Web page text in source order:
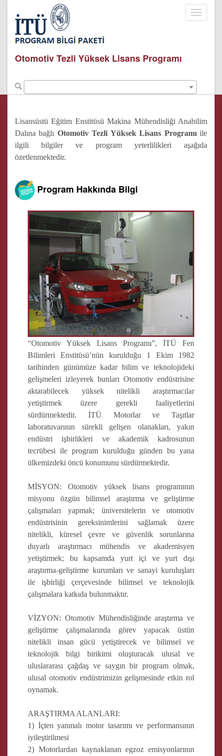
Toggle
Otomotiv Tezli Yüksek Lisans Programı
Lisansüstü Eğitim Enstitüsü Makina Mühendisliği Anabilim
Dalına bağlı Otomotiv Tezli Yüksek Lisans Programıile
ilgili bilgiler ve program yeterlilikleri aşağıda
özetlenmektedir.
Program Hakkında Bilgi
“Otomotiv Yüksek Lisans Programı”, İTÜ Fen
Bilimleri Enstitüsü’nün kurulduğu 1 Ekim 1982
tarihinden günümüze kadar bilim ve teknolojideki
gelişmeleri izleyerek bunları Otomotiv endüstrisine
aktarabilecek yüksek nitelikli araştırmacılar
yetiştirmek üzere gerekli faaliyetlerini
sürdürmektedir. İTÜ Motorlar ve Taşıtlar
laboratuvarının sürekli gelişen olanakları, yakın
endüstri işbirlikleri ve akademik kadrosunun
tecrübesi ile program kurulduğu günden bu yana
ülkemizdeki öncü konumunu sürdürmektedir.
MİSYON: Otomotiv yüksek lisans programının
misyonu özgün bilimsel araştırma ve geliştirme
çalışmaları yapmak; üniversitelerin ve otomotiv
endüstrisinin gereksinimlerini sağlamak üzere
nitelikli, küresel çevre ve güvenlik sorunlarına
duyarlı araştırmacı mühendis ve akademisyen
yetiştirmek; bu kapsamda yurt içi ve yurt dışı
araştırma-geliştirme kurumları ve sanayi kuruluşları
ile işbirliği çerçevesinde bilimsel ve teknolojik
çalışmalara katkıda bulunmaktır.
VİZYON: Otomotiv Mühendisliğinde araştırma ve
geliştirme çalışmalarında görev yapacak üstün
nitelikli insan gücü yetiştirecek ve bilimsel ve
teknolojik bilgi birikimi oluşturacak ulusal ve
uluslararası çağdaş ve saygın bir program olmak,
ulusal otomotiv endüstrimizin gelişmesinde etkin rol
oynamak.
ARAŞTIRMA ALANLARI:
1) İçten yanmalı motor tasarımı ve performansının
iyileştirilmesi
2) Motorlardan kaynaklanan egzoz emisyonlarının